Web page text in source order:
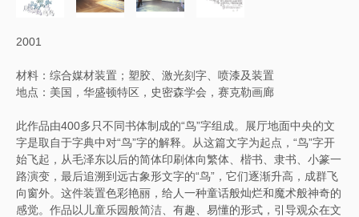
2001
材料：综合媒材装置；塑胶、激光刻字、喷漆及装置
地点：美国，华盛顿特区，史密森学会，赛克勒画廊
此作品由400多只不同书体制成的“鸟”字组成。展厅地面中央的文
字是取自于字典中对“鸟”字的解释。从这篇文字为起点，“鸟”字开
始飞起，从毛泽东以后的简体印刷体向繁体、楷书、隶书、小篆一
路演变，最后追溯到远古象形文字的“鸟”，它们逐渐升高，成群飞
向窗外。这件装置色彩艳丽，给人一种童话般灿烂和魔术般神奇的
感觉。作品以儿童乐园般简洁、有趣、易懂的形式，引导观众在文